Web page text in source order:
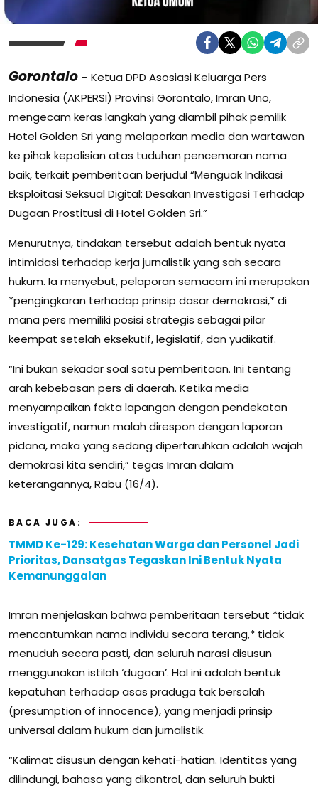
Gorontalo – Ketua DPD Asosiasi Keluarga Pers
Indonesia (AKPERSI) Provinsi Gorontalo, Imran Uno,
mengecam keras langkah yang diambil pihak pemilik
Hotel Golden Sri yang melaporkan media dan wartawan
ke pihak kepolisian atas tuduhan pencemaran nama
baik, terkait pemberitaan berjudul “Menguak Indikasi
Eksploitasi Seksual Digital: Desakan Investigasi Terhadap
Dugaan Prostitusi di Hotel Golden Sri.”
Menurutnya, tindakan tersebut adalah bentuk nyata
intimidasi terhadap kerja jurnalistik yang sah secara
hukum. Ia menyebut, pelaporan semacam ini merupakan
*pengingkaran terhadap prinsip dasar demokrasi,* di
mana pers memiliki posisi strategis sebagai pilar
keempat setelah eksekutif, legislatif, dan yudikatif.
“Ini bukan sekadar soal satu pemberitaan. Ini tentang
arah kebebasan pers di daerah. Ketika media
menyampaikan fakta lapangan dengan pendekatan
investigatif, namun malah direspon dengan laporan
pidana, maka yang sedang dipertaruhkan adalah wajah
demokrasi kita sendiri,” tegas Imran dalam
keterangannya, Rabu (16/4).
BACA JUGA:
TMMD Ke-129: Kesehatan Warga dan Personel Jadi
Prioritas, Dansatgas Tegaskan Ini Bentuk Nyata
Kemanunggalan
Imran menjelaskan bahwa pemberitaan tersebut *tidak
mencantumkan nama individu secara terang,* tidak
menuduh secara pasti, dan seluruh narasi disusun
menggunakan istilah ‘dugaan’. Hal ini adalah bentuk
kepatuhan terhadap asas praduga tak bersalah
(presumption of innocence), yang menjadi prinsip
universal dalam hukum dan jurnalistik.
“Kalimat disusun dengan kehati-hatian. Identitas yang
dilindungi, bahasa yang dikontrol, dan seluruh bukti